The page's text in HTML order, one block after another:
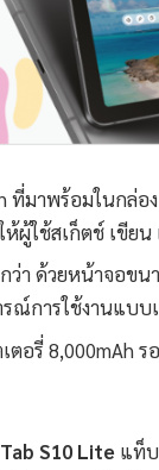
ที่มาพร้อมในกล่อ
ใช้สเก็ตช์ เขียน
ว่า ด้วยหน้าจอข
การใช้งานแบบ
ตอรี่ 8,000mAh
S10 Lite แท็บ